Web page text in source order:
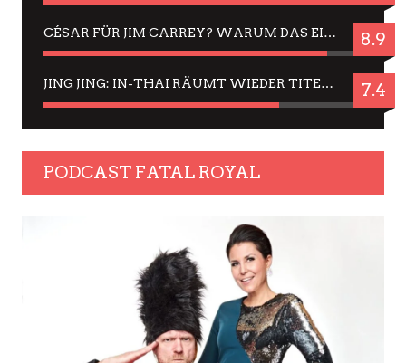
CÉSAR FÜR JIM CARREY? WARUM DAS EINER DER NERVIGSTEN ACTORS IST UND BLEIBT 8.9
JING JING: IN-THAI RÄUMT WIEDER TITEL AB – EIN ZWEI-STUNDEN-ERLEBNISBERICHT 7.4
PODCAST FATAL ROYAL